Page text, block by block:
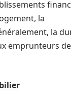
la
la
emprunteurs de